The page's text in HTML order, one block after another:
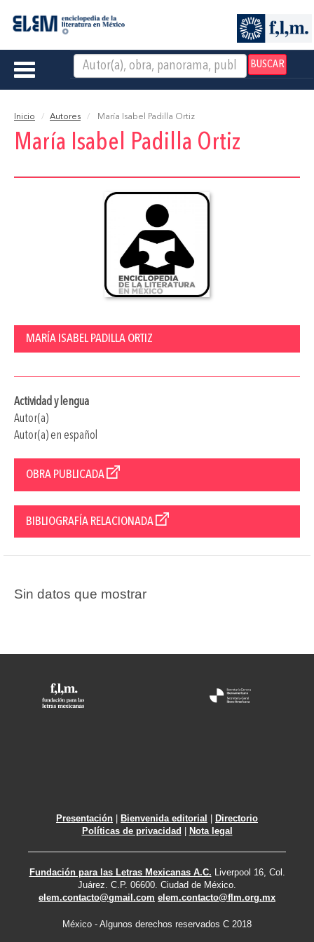
BUSCAR
Toggle
Inicio Autores María Isabel Padilla Ortiz
María Isabel Padilla Ortiz
MARÍA ISABEL PADILLA ORTIZ
Actividad y lengua
Autor(a)
Autor(a) en español
OBRA PUBLICADA
BIBLIOGRAFÍA RELACIONADA
Sin datos que mostrar
Presentación Bienvenida editorial
Directorio
Políticas de privacidad
Nota legal
Fundación para las Letras Mexicanas A.C. Liverpool 16, Col.
Juárez. C.P. 06600. Ciudad de México.
elem.contacto@gmail.com elem.contacto@flm.org.mx
México - Algunos derechos reservados C 2018